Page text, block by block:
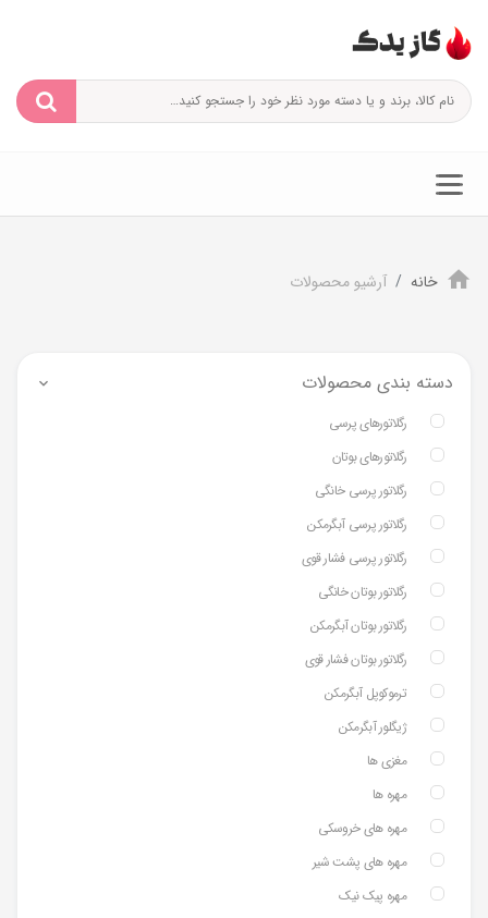
خانه آرشیو محصولات
دسته بندی محصولات
رگلاتورهای پرسی
رگلاتورهای بوتان
رگلاتور پرسی خانگی
رگلاتور پرسی آبگرمکن
رگلاتور پرسی فشار قوی
رگلاتور بوتان خانگی
رگلاتور بوتان آبگرمکن
رگلاتور بوتان فشار قوی
ترموکوپل آبگرمکن
ژیگلور آبگرمکن
مغزی ها
مهره ها
مهره های خروسکی
مهره های پشت شیر
مهره پیک نیک